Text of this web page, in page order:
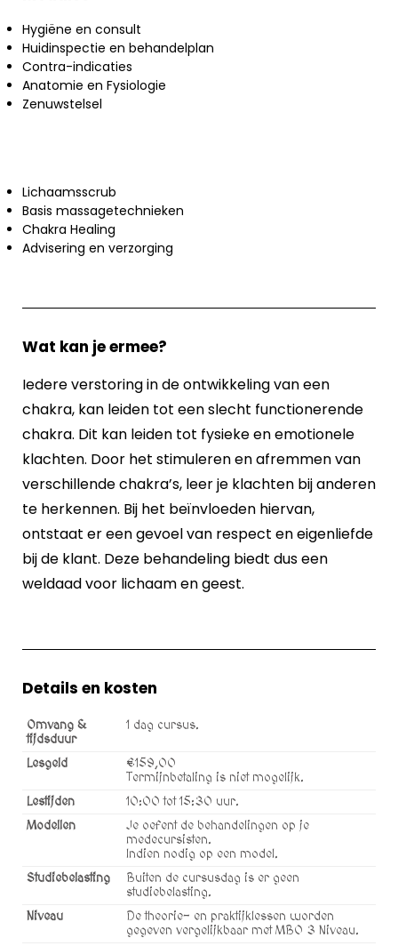
Hygiëne en consult
Huidinspectie en behandelplan
Contra-indicaties
Anatomie en Fysiologie
Zenuwstelsel
Lichaamsscrub
Basis massagetechnieken
Chakra Healing
Advisering en verzorging
Wat kan je ermee?
Iedere verstoring in de ontwikkeling van een
chakra, kan leiden tot een slecht functionerende
chakra. Dit kan leiden tot fysieke en emotionele
klachten. Door het stimuleren en afremmen van
verschillende chakra’s, leer je klachten bij anderen
te herkennen. Bij het beïnvloeden hiervan,
ontstaat er een gevoel van respect en eigenliefde
bij de klant. Deze behandeling biedt dus een
weldaad voor lichaam en geest.
Details en kosten
Omvang &
tijdsduur
1 dag cursus.
Lesgeld
€159,00
Termijnbetaling is niet mogelijk.
Lestijden
10:00 tot 15:30 uur.
Modellen
Je oefent de behandelingen op je
medecursisten.
Indien nodig op een model.
Studiebelasting
Buiten de cursusdag is er geen
studiebelasting.
Niveau
De theorie- en praktijklessen worden
gegeven vergelijkbaar met MBO 3 Niveau.